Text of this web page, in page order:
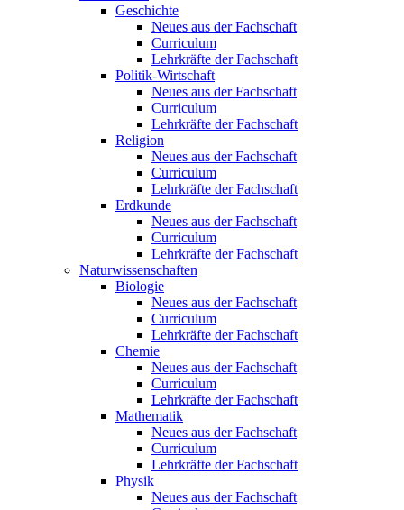
Geschichte
Neues aus der Fachschaft
Curriculum
Lehrkräfte der Fachschaft
Politik-Wirtschaft
Neues aus der Fachschaft
Curriculum
Lehrkräfte der Fachschaft
Religion
Neues aus der Fachschaft
Curriculum
Lehrkräfte der Fachschaft
Erdkunde
Neues aus der Fachschaft
Curriculum
Lehrkräfte der Fachschaft
Naturwissenschaften
Biologie
Neues aus der Fachschaft
Curriculum
Lehrkräfte der Fachschaft
Chemie
Neues aus der Fachschaft
Curriculum
Lehrkräfte der Fachschaft
Mathematik
Neues aus der Fachschaft
Curriculum
Lehrkräfte der Fachschaft
Physik
Neues aus der Fachschaft